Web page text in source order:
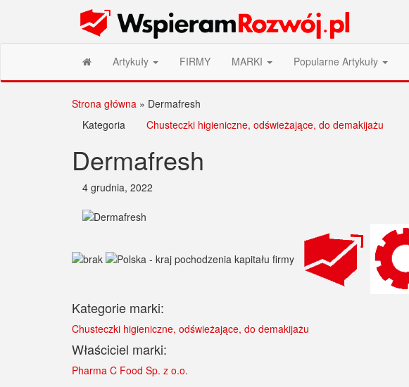
Wspieram Rozwój PL
Artykuły FIRMY MARKI Popularne Artykuły
Strona główna » Dermafresh
Kategoria
Chusteczki higieniczne, odświeżające, do demakijażu
Dermafresh
4 grudnia, 2022
Kategorie marki:
Chusteczki higieniczne, odświeżające, do demakijażu
Właściciel marki:
Pharma C Food Sp. z o.o.